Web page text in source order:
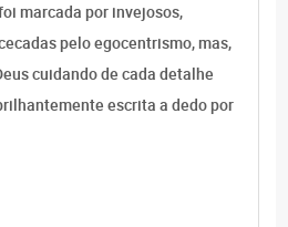
marcada por invejosos,
pelo egocentrismo, mas,
cuidando de cada detalhe
escrita a dedo por